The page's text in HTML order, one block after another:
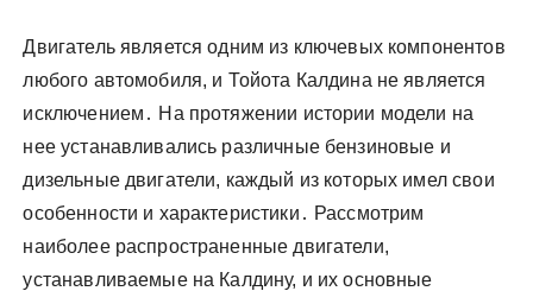
Двигатель является одним из ключевых компонентов
любого автомобиля, и Тойота Калдина не является
исключением․ На протяжении истории модели на
нее устанавливались различные бензиновые и
дизельные двигатели, каждый из которых имел свои
особенности и характеристики․ Рассмотрим
наиболее распространенные двигатели,
устанавливаемые на Калдину, и их основные